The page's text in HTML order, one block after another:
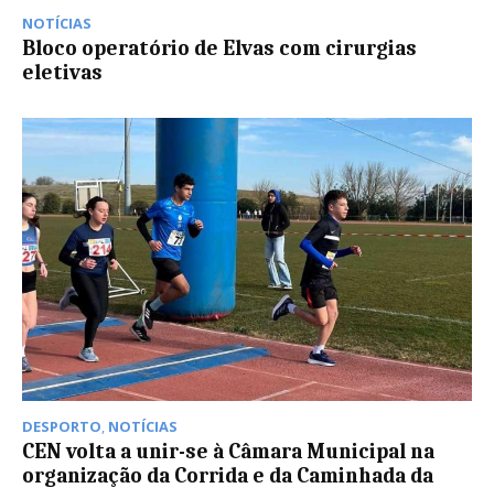
NOTÍCIAS
Bloco operatório de Elvas com cirurgias
eletivas
DESPORTO, NOTÍCIAS
CEN volta a unir-se à Câmara Municipal na
organização da Corrida e da Caminhada da